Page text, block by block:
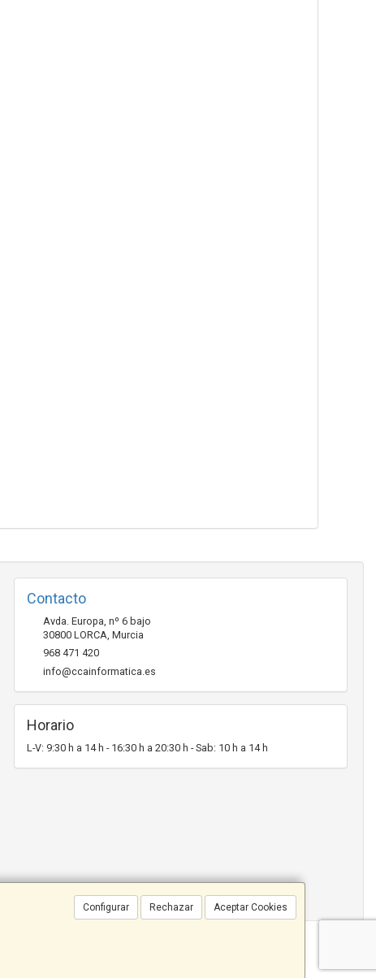
Configurar Rechazar Aceptar Cookies
Contacto
Avda. Europa, nº 6 bajo
30800 LORCA, Murcia
968 471 420
info@ccainformatica.es
Horario
L-V: 9:30 h a 14 h - 16:30 h a 20:30 h - Sab: 10 h a 14 h